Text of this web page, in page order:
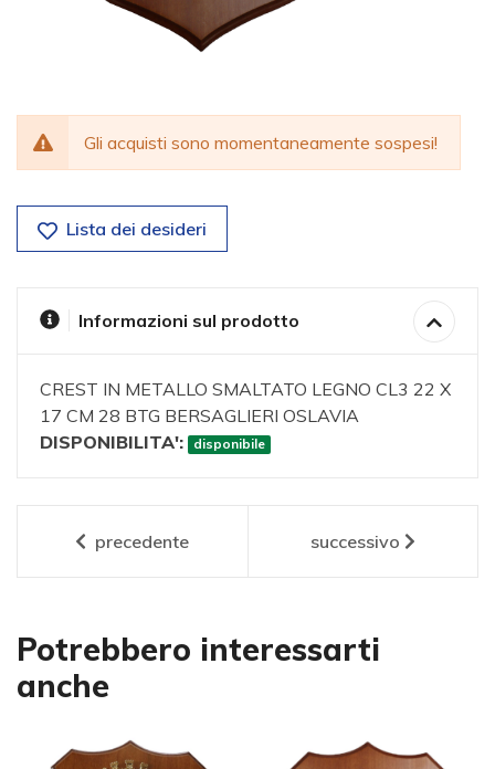
Gli acquisti sono momentaneamente sospesi!
Lista dei desideri
Informazioni sul prodotto
CREST IN METALLO SMALTATO LEGNO CL3 22 X
17 CM 28 BTG BERSAGLIERI OSLAVIA
DISPONIBILITA':
disponibile
precedente successivo
Potrebbero interessarti
anche